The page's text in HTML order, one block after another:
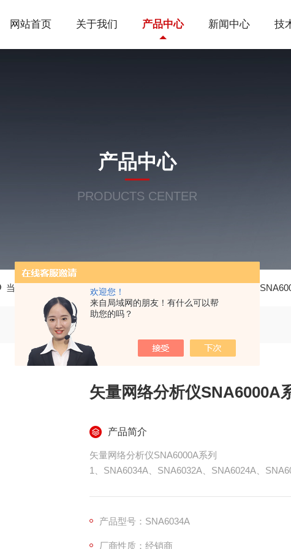
欢迎您！
来自局域网的朋友！有什么可以帮
助您的吗？
网站首页 关于我们 产品中心 新闻中心 技
产品中心
PRODUCTS CENTER
当前位置： 产品中心 矢量网分
矢量网络分析仪SNA6000A
产品简介
矢量网络分析仪SNA6000A系列
1、SNA6034A、SNA6032A、SNA6024A、
器测量等等，可选配电子校准件、开关矩阵、机
产品型号：SNA6034A
厂商性质：经销商